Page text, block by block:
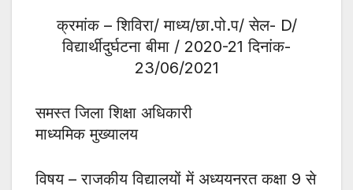
क्रमांक – शिविरा/ माध्य/छा.पो.प/ सेल- D/
विद्यार्थीदुर्घटना बीमा / 2020-21 दिनांक-
23/06/2021
समस्त जिला शिक्षा अधिकारी
माध्यमिक मुख्यालय
विषय – राजकीय विद्यालयों में अध्ययनरत कक्षा 9 से